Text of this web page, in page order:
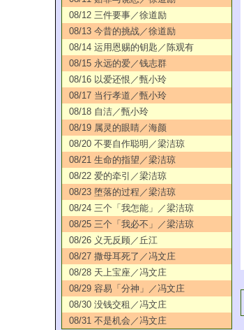
08/12 三件要事／徐道励
08/13 今昔的挑战／徐道励
08/14 运用恩赐的钥匙／陈观有
08/15 永远的爱／钱志群
08/16 以爱还恨／甄小玲
08/17 当行孝道／甄小玲
08/18 自洁／甄小玲
08/19 属灵的眼睛／海颜
08/20 不要自作聪明／梁洁琼
08/21 生命的指望／梁洁琼
08/22 爱的牵引／梁洁琼
08/23 堕落的过程／梁洁琼
08/24 三个「我怎能」／梁洁琼
08/25 三个「我必不」／梁洁琼
08/26 义无反顾／丘江
08/27 撒母耳死了／冯文庄
08/28 天上宝座／冯文庄
08/29 容易「分神」／冯文庄
08/30 没钱交租／冯文庄
08/31 不是机会／冯文庄